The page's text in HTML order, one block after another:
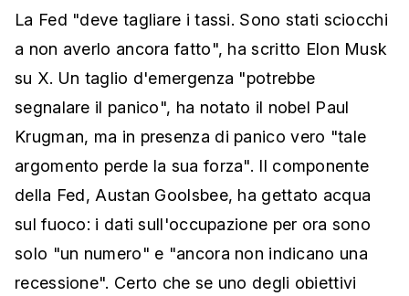
La Fed "deve tagliare i tassi. Sono stati sciocchi
a non averlo ancora fatto", ha scritto Elon Musk
su X. Un taglio d'emergenza "potrebbe
segnalare il panico", ha notato il nobel Paul
Krugman, ma in presenza di panico vero "tale
argomento perde la sua forza". Il componente
della Fed, Austan Goolsbee, ha gettato acqua
sul fuoco: i dati sull'occupazione per ora sono
solo "un numero" e "ancora non indicano una
recessione". Certo che se uno degli obiettivi